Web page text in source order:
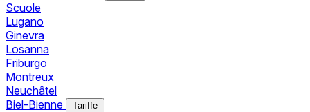
Scuole
Lugano
Ginevra
Losanna
Friburgo
Montreux
Neuchâtel
Biel-Bienne
Tariffe